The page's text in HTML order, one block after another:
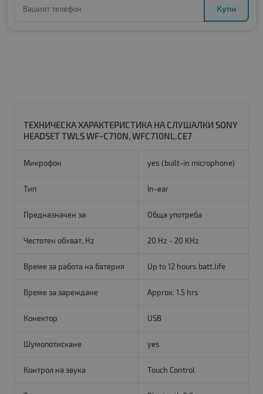
Купи
ТЕХНИЧЕСКА ХАРАКТЕРИСТИКА НА СЛУШАЛКИ SONY
HEADSET TWLS WF-C710N, WFC710NL.CE7
Микрофон yes (built-in microphone)
Тип In-ear
Предназначен за Обща употреба
Честотен обхват, Hz 20 Hz - 20 KHz
Време за работа на батерия Up to 12 hours batt.life
Време за зареждане Approx. 1.5 hrs
Конектор USB
Шумопотискане yes
Контрол на звука Touch Control